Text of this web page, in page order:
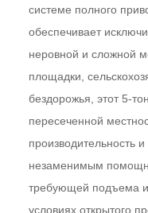
системе полного
обеспечивает
неровной и сложной
площадки,
бездорожья, этот 5-
пересеченной
производительность
незаменимым
требующей подъема и
условиях открытого